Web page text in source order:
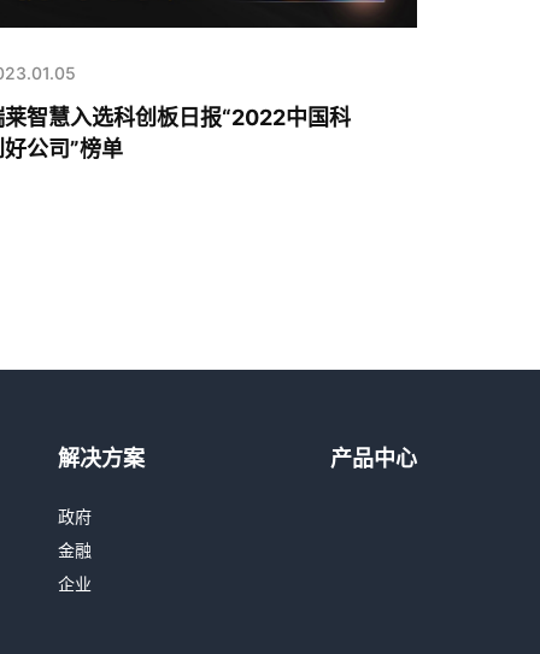
莱智慧入选科创板日报“2022中国科
好公司”榜单
解决方案
政府
金融
企业
产品中心
400-803-1001